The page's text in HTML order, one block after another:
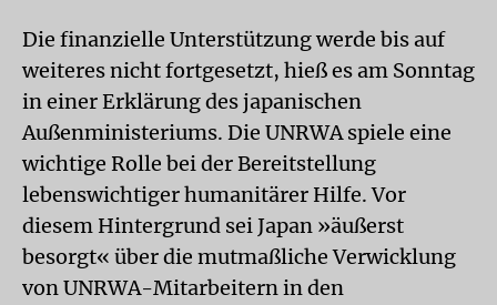
Die finanzielle Unterstützung werde bis auf
weiteres nicht fortgesetzt, hieß es am Sonntag
in einer Erklärung des japanischen
Außenministeriums. Die UNRWA spiele eine
wichtige Rolle bei der Bereitstellung
lebenswichtiger humanitärer Hilfe. Vor
diesem Hintergrund sei Japan »äußerst
besorgt« über die mutmaßliche Verwicklung
von UNRWA-Mitarbeitern in den